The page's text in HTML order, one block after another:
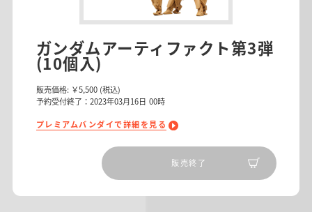
ガンダムアーティファクト第3弾
(10個入)
販売価格: ￥5,500 (税込)
予約受付終了：2023年03月16日 00時
プレミアムバンダイで詳細を見る
販売終了